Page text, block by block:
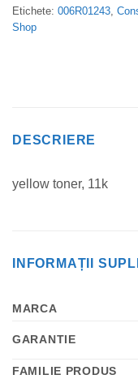
Etichete: 006R01243,
Shop
DESCRIERE
yellow toner, 11k
INFORMAȚII
MARCA
GARANTIE
FAMILIE PRODUS